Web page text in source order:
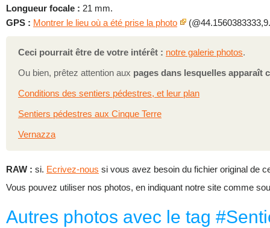
Longueur focale : 21 mm.
GPS : Montrer le lieu où a été prise la photo
Ceci pourrait être de votre intérêt : notre galerie photos.
Ou bien, prêtez attention aux pages dans lesquelles apparaît
Conditions des sentiers pédestres, et leur plan
Sentiers pédestres aux Cinque Terre
Vernazza
RAW : si. Ecrivez-nous si vous avez besoin du fichier original de
Vous pouvez utiliser nos photos, en indiquant notre site comme
Autres photos avec le tag